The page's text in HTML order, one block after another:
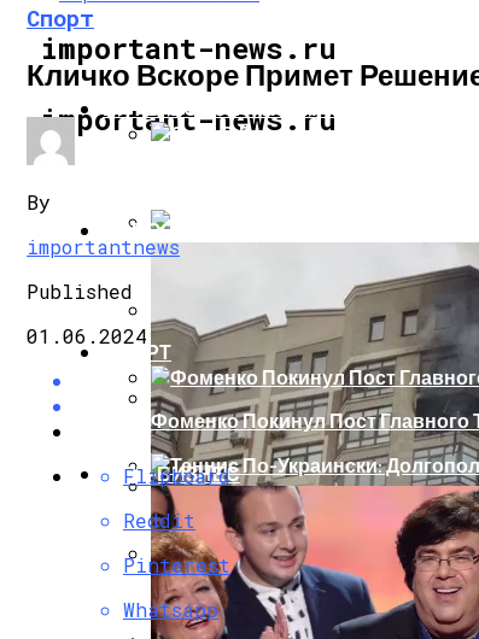
important-news.ru
important-news.ru
ИНТЕРЕСНОЕ И ПОЗНАВАТЕЛЬНОЕ
В Сети Высмеяли Свадебный
«Князь, Где Вы Шлялись»: В
Репетицию Парада В Киеве
В Швеции Белый Медведь
НОВОСТИ
СПОРТ
Фоменко Покинул Пост Главного
Теннис По-Украински:
Роналду Остается В «Реале» До
ШОУ-БИЗНЕС
Спорт
Кличко Вскоре Примет
By
importantnews
Published
01.06.2024
Flipboard
Reddit
Pinterest
Whatsapp